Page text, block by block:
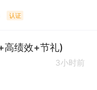
认证
高绩效+节礼)
3小时前